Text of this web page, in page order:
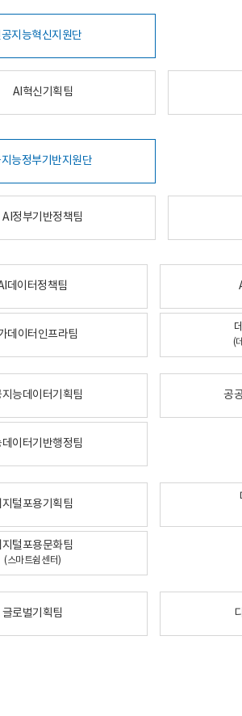
지능혁신지원단
AI혁신기획팀
능정부기반지원단
AI정부기반정책팀
데이터정책팀
데이터인프라팀
(
능데이터기획팀 공
이터기반행정팀
지털포용기획팀
지털포용문화팀
(스마트쉼센터)
글로벌기획팀